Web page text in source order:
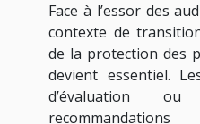
Face à l’essor des
contexte de
de la protection des
devient essentiel.
d’évaluation